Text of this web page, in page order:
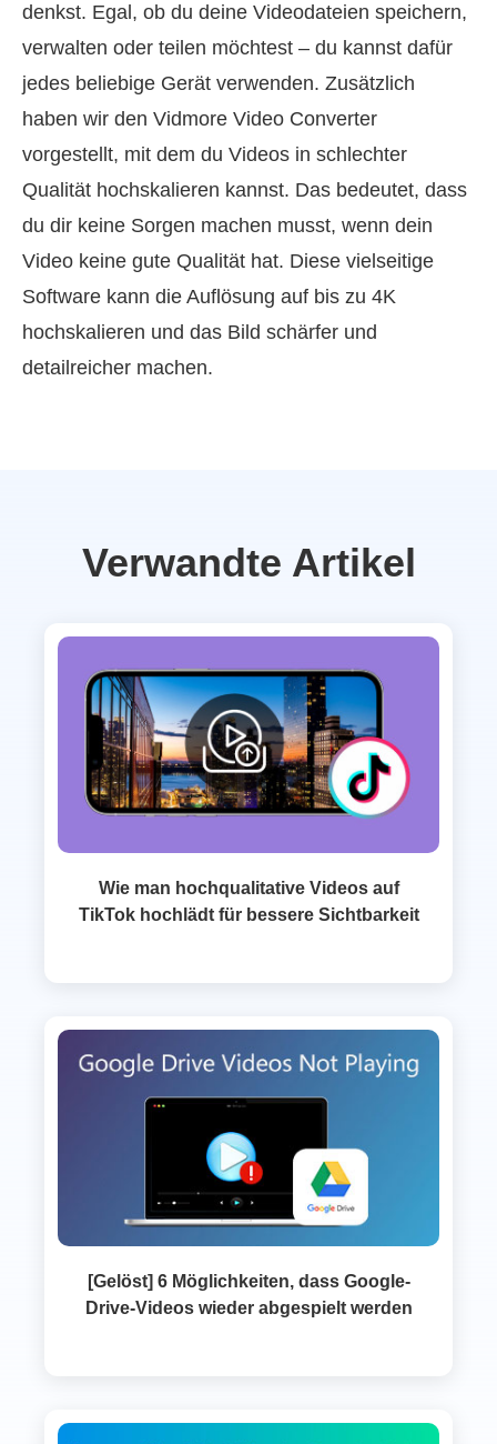
denkst. Egal, ob du deine Videodateien speichern,
verwalten oder teilen möchtest – du kannst dafür
jedes beliebige Gerät verwenden. Zusätzlich
haben wir den Vidmore Video Converter
vorgestellt, mit dem du Videos in schlechter
Qualität hochskalieren kannst. Das bedeutet, dass
du dir keine Sorgen machen musst, wenn dein
Video keine gute Qualität hat. Diese vielseitige
Software kann die Auflösung auf bis zu 4K
hochskalieren und das Bild schärfer und
detailreicher machen.
Verwandte Artikel
Wie man hochqualitative Videos auf
TikTok hochlädt für bessere Sichtbarkeit
[Gelöst] 6 Möglichkeiten, dass Google-
Drive‑Videos wieder abgespielt werden